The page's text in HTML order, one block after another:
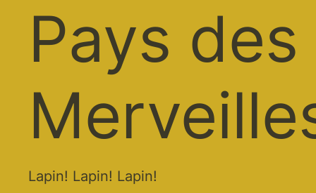
Lapin! Lapin! Lapin!
Pays des